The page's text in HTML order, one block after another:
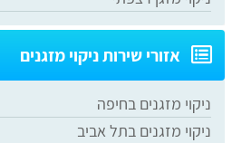
אזורי שירות ניקוי מזגנים
ניקוי מזגנים בחיפה
ניקוי מזגנים בתל אביב